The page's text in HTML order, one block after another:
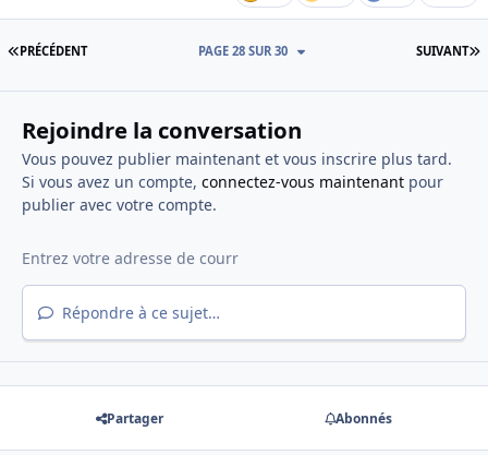
PREMIÈRE PAGE
PRÉCÉDENT SUIVANT
PAGE 28 SUR 30
Rejoindre la conversation
Vous pouvez publier maintenant et vous inscrire plus tard.
Si vous avez un compte, connectez-vous maintenantpour
publier avec votre compte.
Répondre à ce sujet…
Partager Abonnés